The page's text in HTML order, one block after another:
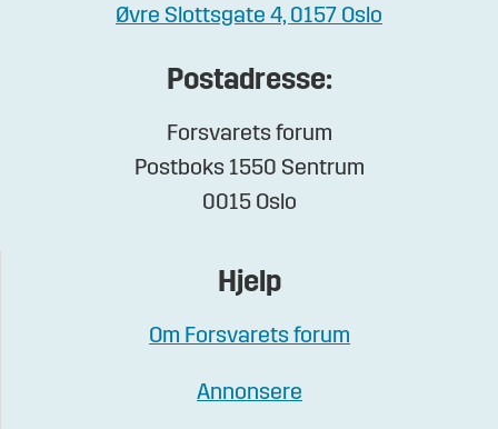
Øvre Slottsgate 4, 0157 Oslo
Postadresse:
Forsvarets forum
Postboks 1550 Sentrum
0015 Oslo
Hjelp
Om Forsvarets forum
Annonsere